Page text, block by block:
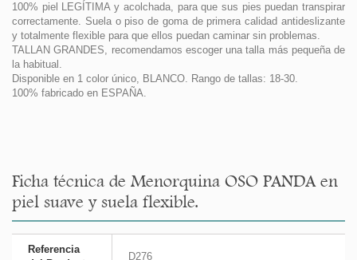
100% piel LEGÍTIMA y acolchada, para que sus pies puedan transpirar
correctamente. Suela o piso de goma de primera calidad antideslizante
y totalmente flexible para que ellos puedan caminar sin problemas.
TALLAN GRANDES, recomendamos escoger una talla más pequeña de
la habitual.
Disponible en 1 color único, BLANCO. Rango de tallas: 18-30.
100% fabricado en ESPAÑA.
Ficha técnica de Menorquina OSO PANDA en
piel suave y suela flexible.
Referencia
D276